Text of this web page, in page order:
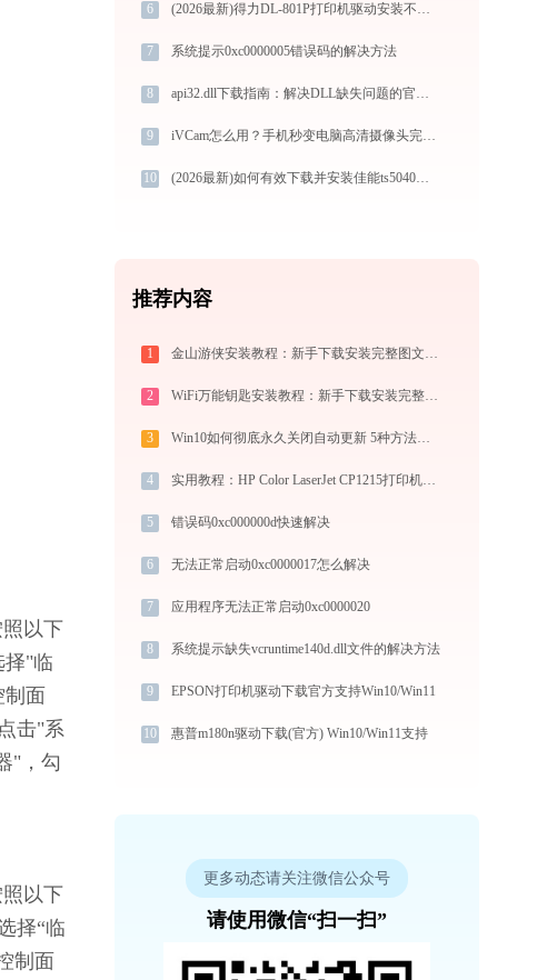
以下
择"临
面
击"系
"，勾
以下
择“临
制面
6 (2026最新)得力DL-801P打印机驱动安装不再难，跟着这些步骤一学就会
7 系统提示0xc0000005错误码的解决方法
8 api32.dll下载指南：解决DLL缺失问题的官方免费方案（32/64位系统适用）
9 iVCam怎么用？手机秒变电脑高清摄像头完整教程（支持WiFi/USB双模式）
10 (2026最新)如何有效下载并安装佳能ts5040打印机驱动？全方位指导手册
推荐内容
1 金山游侠安装教程：新手下载安装完整图文步骤
2 WiFi万能钥匙安装教程：新手下载安装完整图文步骤
3 Win10如何彻底永久关闭自动更新 5种方法教你永久关闭win10自动更新
4 实用教程：HP Color LaserJet CP1215打印机驱动的下载与安装技巧
5 错误码0xc000000d快速解决
6 无法正常启动0xc0000017怎么解决
7 应用程序无法正常启动0xc0000020
8 系统提示缺失vcruntime140d.dll文件的解决方法
9 EPSON打印机驱动下载官方支持Win10/Win11
10 惠普m180n驱动下载(官方) Win10/Win11支持
更多动态请关注微信公众号
请使用微信“扫一扫”